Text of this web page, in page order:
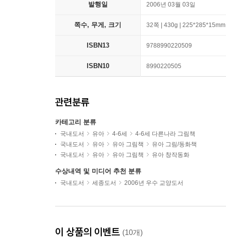
발행일 2006년 03월 03일
쪽수, 무게, 크기 32쪽 | 430g | 225*285*15mm
ISBN13 9788990220509
ISBN10 8990220505
관련분류
카테고리 분류
국내도서 유아 4-6세
4-6세 다른나라 그림책
국내도서
유아 유아 그림책
유아 그림/동화책
국내도서
유아 유아 그림책 유아 창작동화
수상내역 및 미디어 추천 분류
국내도서 세종도서 2006년 우수 교양도서
이 상품의 이벤트 (10개)